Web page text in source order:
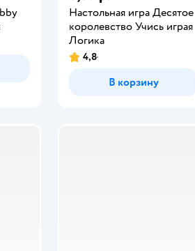
Настольная игра Десятое
королевство Учись играя
Логика
4,8
В корзину